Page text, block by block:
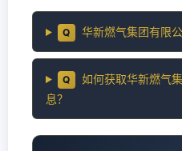
Q 华新燃气集团有限
Q
如何获取华新燃气
息？